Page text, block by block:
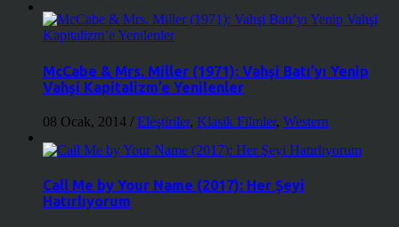
McCabe & Mrs. Miller (1971): Vahşi Batı’yı Yenip
Vahşi Kapitalizm’e Yenilenler
08 Ocak, 2014 / Eleştiriler, Klasik Filmler, Western
Call Me by Your Name (2017): Her Şeyi
Hatırlıyorum